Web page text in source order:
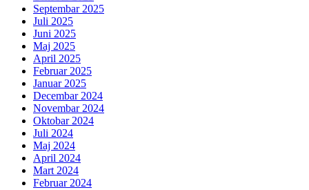
Septembar 2025
Juli 2025
Juni 2025
Maj 2025
April 2025
Februar 2025
Januar 2025
Decembar 2024
Novembar 2024
Oktobar 2024
Juli 2024
Maj 2024
April 2024
Mart 2024
Februar 2024